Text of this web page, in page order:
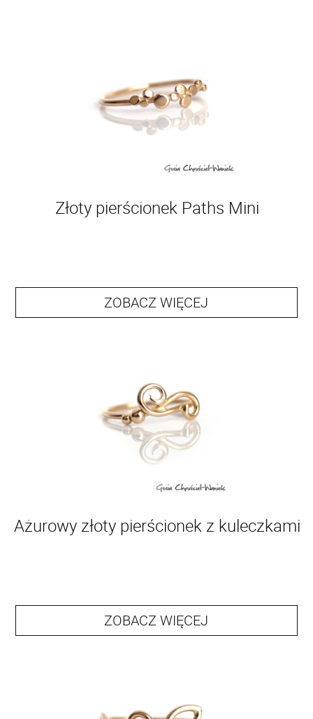
Złoty pierścionek Paths Mini
ZOBACZ WIĘCEJ
Ażurowy złoty pierścionek z kuleczkami
ZOBACZ WIĘCEJ